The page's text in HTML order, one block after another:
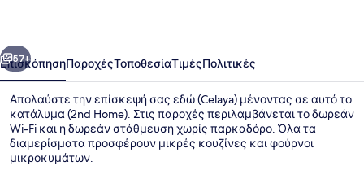
Επόμενο
57+
ΕπισκόπησηΠαροχέςΤοποθεσίαΤιμέςΠολιτικές
Απολαύστε την επίσκεψή σας εδώ (Celaya) μένοντας σε αυτό το
κατάλυμα (2nd Home). Στις παροχές περιλαμβάνεται το δωρεάν
Wi-Fi και η δωρεάν στάθμευση χωρίς παρκαδόρο. Όλα τα
διαμερίσματα προσφέρουν μικρές κουζίνες και φούρνοι
μικροκυμάτων.